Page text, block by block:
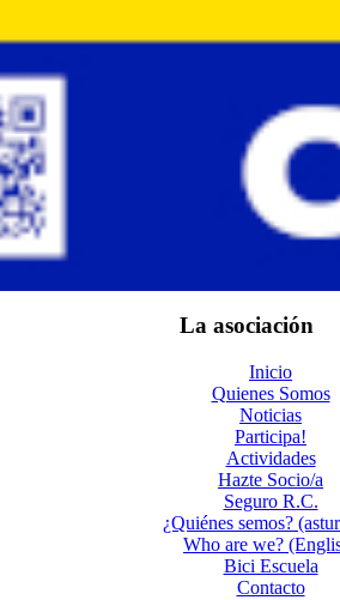
La asociación
Inicio
Quienes Somos
Noticias
Participa!
Actividades
Hazte Socio/a
Seguro R.C.
¿Quiénes semos?
Who are we?
Bici Escuela
Contacto